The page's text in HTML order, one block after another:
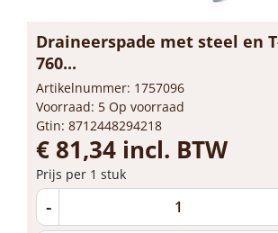
Draineerspade met steel en
760...
Artikelnummer: 1757096
Voorraad: 5 Op voorraad
Gtin: 8712448294218
€ 81,34 incl. BTW
Prijs per 1 stuk
-